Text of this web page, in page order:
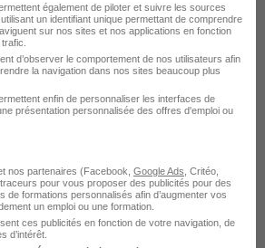
également de piloter et suivre les sources
un identifiant unique permettant de comprendre
sur nos sites et nos applications en fonction
d’observer le comportement de nos utilisateurs afin
la navigation dans nos sites beaucoup plus
enfin de personnaliser les interfaces de
présentation personnalisée des offres d'emploi ou
nos partenaires (Facebook, Google Ads , Critéo,
pour vous proposer des publicités pour des
de formations personnalisés afin d’augmenter vos
un emploi ou une formation.
ces publicités en fonction de votre navigation, de
d’intérêt.